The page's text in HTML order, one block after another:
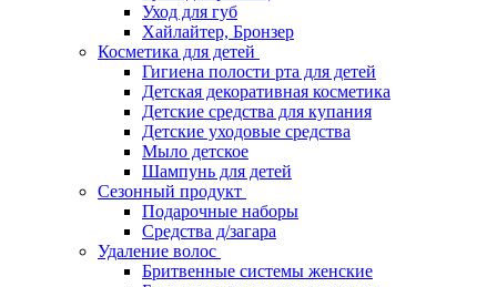
Уход для губ
Хайлайтер, Бронзер
Косметика для детей
Гигиена полости рта для детей
Детская декоративная косметика
Детские средства для купания
Детские уходовые средства
Мыло детское
Шампунь для детей
Сезонный продукт
Подарочные наборы
Средства д/загара
Удаление волос
Бритвенные системы женские